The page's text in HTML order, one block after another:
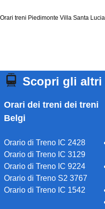
Orari treni Piedimonte Villa Santa
Scopri gli altri
Orari dei treni dei treni
Belgi
Orario di Treno IC 2428
Orario di Treno IC 3129
Orario di Treno IC 9224
Orario di Treno S2 3767
Orario di Treno IC 1542